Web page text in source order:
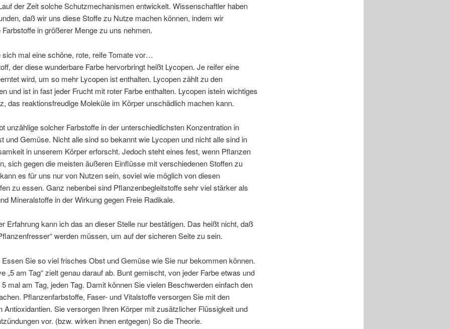
der Zeit solche Schutzmechanismen entwickelt. Wissenschaftler haben
daß wir uns diese Stoffe zu Nutze machen können, indem wir
in größerer Menge zu uns nehmen.
sich mal eine schöne, rote, reife Tomate vor…
der diese wunderbare Farbe hervorbringt heißt Lycopen. Je reifer eine
wird, um so mehr Lycopen ist enthalten. Lycopen zählt zu den
und ist in fast jeder Frucht mit roter Farbe enthalten. Lycopen istein wichtiges
das reaktionsfreudige Moleküle im Körper unschädlich machen kann.
unzählige solcher Farbstoffe in der unterschiedlichsten Konzentration in
und Gemüse. Nicht alle sind so bekannt wie Lycopen und nicht alle sind in
in unserem Körper erforscht. Jedoch steht eines fest, wenn Pflanzen
sich gegen die meisten äußeren Einflüsse mit verschiedenen Stoffen zu
es für uns nur von Nutzen sein, soviel wie möglich von diesen
zu essen. Ganz nebenbei sind Pflanzenbegleitstoffe sehr viel stärker als
Mineralstoffe in der Wirkung gegen Freie Radikale.
Erfahrung kann ich das an dieser Stelle nur bestätigen. Das heißt nicht, daß
werden müssen, um auf der sicheren Seite zu sein.
Essen Sie so viel frisches Obst und Gemüse wie Sie nur bekommen können.
„5 am Tag“ zielt genau darauf ab. Bunt gemischt, von jeder Farbe etwas und
mal am Tag, jeden Tag. Damit können Sie vielen Beschwerden einfach den
Pflanzenfarbstoffe, Faser- und Vitalstoffe versorgen Sie mit den
Antioxidantien. Sie versorgen Ihren Körper mit zusätzlicher Flüssigkeit und
vor. (bzw. wirken ihnen entgegen) So die Theorie.